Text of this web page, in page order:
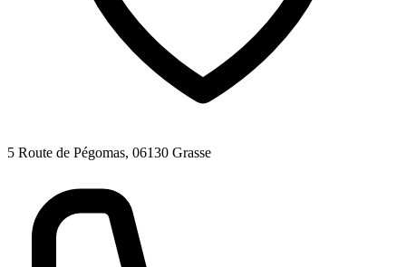
5 Route de Pégomas, 06130 Grasse